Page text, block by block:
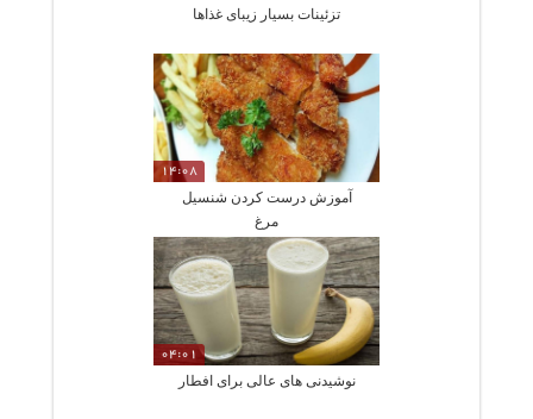
تزئینات بسیار زیبای غذاها
14:08
آموزش درست کردن شنسیل
مرغ
04:01
نوشیدنی های عالی برای افطار